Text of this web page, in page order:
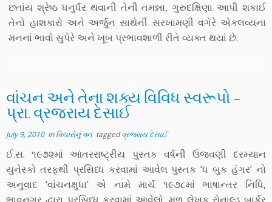
છતાંય શ્રેષ્ઠ ધનુર્ધર થવાની તેની તમન્ના, ગુરુદક્ષિણા આપી શકાઈ
તેનો હાશકારો અને અર્જુન સાથેની સરખામણી વગેરે એકલવ્યના
મનનાં ભાવો સુપેરે અને ખૂબ પ્રભાવશાળી રીતે વ્યક્ત થયાં છે.
વાંચન અને તેના શક્ય વિવિધ સ્વરૂપો –
પ્રા. વ્રજરાય દેસાઈ
July 9, 2010inવિચારોનું વન taggedવ્રજરાય દેસાઈ
ઈ.સ. ૧૯૭૨માં આંતરરાષ્ટ્રીય પુસ્તક વર્ષની ઉજવણી દરમ્યાન
યુનેસ્કો તરફથી પ્રસિધ્ધ કરવામાં આવેલ પુસ્તક ‘ધ બુક હંગર’ નો
અનુવાદ ‘વાંચનક્ષુધા’ એ નામે માર્ચ ૧૯૭૮માં ભાષાન્તર નિધિ,